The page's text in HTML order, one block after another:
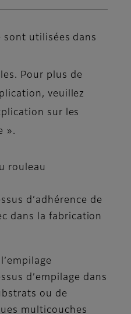
sont utilisées dans
Pour plus de
veuillez
sur les
».
rouleau
d’adhérence de
dans la fabrication
d’empilage dans
ou de
multicouches